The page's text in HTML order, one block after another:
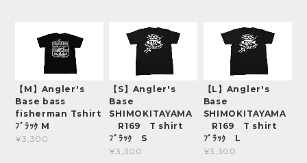
【M】Angler's
Base bass
fisherman Tshirt
ﾌﾞﾗｯｸ M
¥3,300
【S】Angler's
Base
SHIMOKITAYAMA
R169 T shirt
ﾌﾞﾗｯｸ S
¥3,300
【L】Angler's
Base
SHIMOKITAYAMA
R169 T shirt
ﾌﾞﾗｯｸ L
¥3,300